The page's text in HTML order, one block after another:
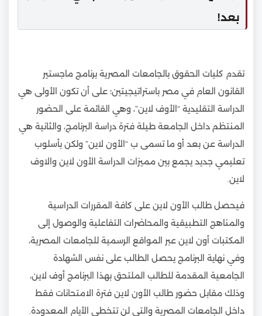
بعد!
تقدم كليات الحقوق بالجامعات المصرية برنامج ماجستير
القانون العام في مصر باستراتيجيتين؛ على أن تكون الأولى هي
الدراسة التقليدية “الأوف لاين”، وهي القائمة على الحضور
المنتظم داخل الجامعة طيلة فترة دراسة البرنامج، والثانية هي
الدراسة عن بعد أو ما تسمى ب “الأون لاين” ولكن بأسلوب
تعليمي جديد يجمع بين مميزات الدراسة الأون لاين والاوف
لاين.
فيحصل طالب الأون لاين على كافة المقررات الدراسية
والمناهج التطبيقية والمحاضرات التفاعلية والوصول إلى
المكتبات أون لاين عبر المواقع الرسمية للجامعات المصرية،
وفي نهاية البرنامج يحصل الطالب على نفس الشهادة
الجامعية المقدمة للطالب الملتحق بهذا البرنامج أوف لاين،
وذلك مقابل حضور طالب الأون لاين فترة الامتحانات فقط
داخل الجامعات المصرية والتي لن تتخطى الأيام المعدودة.